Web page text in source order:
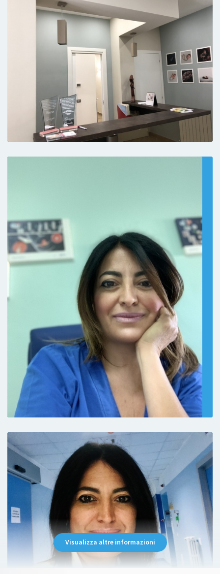
La Dott.sa è davvero fantastica. Una
professionista eccellente, preparata,
empatica e molto umana.
Paziente
dottoressa preparatissima, precisa e -
soprattutto - molto umana.
Paziente
Troppo soddisfatta e contenta la dottoressa
Paziente
Empatica disponibile e professionale . La
consiglio
Paziente
Visualizza altre informazioni